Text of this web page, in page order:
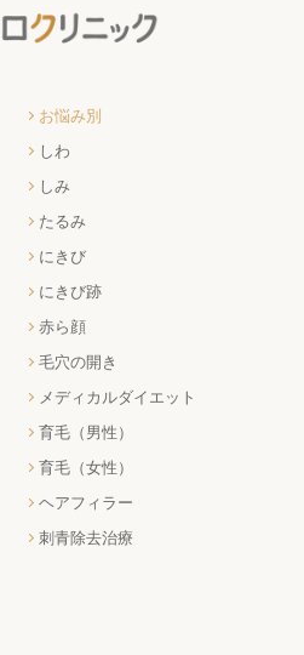
お悩み別
しわ
しみ
たるみ
にきび
にきび跡
赤ら顔
毛穴の開き
メディカルダイエット
育毛（男性）
育毛（女性）
ヘアフィラー
刺青除去治療